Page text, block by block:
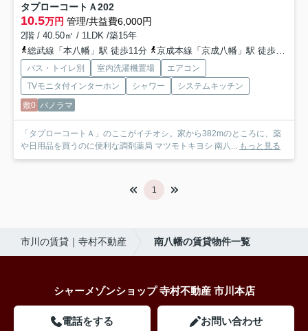
タプローコートＡ202
10.5万円 管理/共益費6,000円
2階 / 40.50㎡ / 1LDK /築15年
総武線「本八幡」駅 徒歩11分
京成本線「京成八幡」駅 徒歩13分
バス・トイレ別 室内洗濯機置場
エアコン
TVモニタ付インターホン
シャワー
システムキッチン
敷0 パノラマ
「タプローコートＡ」のここがイチオシ。家から382mのところに、薬
や日用品を買うのに便利な調剤薬局 マツモトキヨシ 南八... もっと見る
1
市川の賃貸｜寺村不動産 南八幡の賃貸物件一覧
シャーメゾンショップ 寺村不動産 市川本店
電話をする お問い合わせ